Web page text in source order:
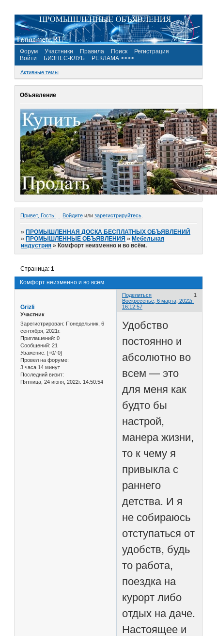
Форум Участники Правила Поиск
Регистрация
Войти
БИЗНЕС-КЛУБ РЕКЛАМА >>>>
Активные темы
Объявление
Привет, Гость! Войдите или зарегистрируйтесь
»ПРОМЫШЛЕННАЯ ДОСКА БЕСПЛАТНЫХ ОБЪЯВЛЕНИЙ
»ПРОМЫШЛЕННЫЕ ОБЪЯВЛЕНИЯ »Мебельная
индустрия »Комфорт неизменно и во всём.
Комфорт неизменно и во всём.
Страница:1
Поделиться
1
Воскресенье, 6 марта, 2022г.
16:12:57
Grizli
Участник
Зарегистрирован: Понедельник, 6
сентября, 2021г.
Приглашений: 0
Сообщений: 21
Уважение: [+0/-0]
Провел на форуме:
3 часа 14 минут
Последний визит:
Пятница, 24 июня, 2022г. 14:50:54
Удобство
постоянно и
абсолютно во
всем — это
для меня как
будто бы
настрой,
манера жизни,
то к чему я
привыкла с
раннего
детства. И я
не собираюсь
отступаться от
удобств, будь
то работа,
поездка на
курорт либо
отдых на даче.
Настоящее и